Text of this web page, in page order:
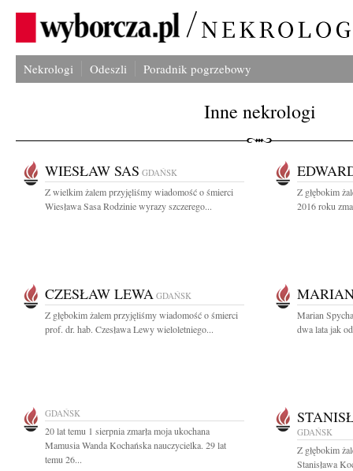
Nekrologi Odeszli Poradnik pogrzebowy
Inne nekrologi
WIESŁAW SAS GDAŃSK
Z wielkim żalem przyjęliśmy wiadomość o śmierci
Wiesława Sasa Rodzinie wyrazy szczerego...
Z głębokim
2016 roku
CZESŁAW LEWA GDAŃSK
Z głębokim żalem przyjęliśmy wiadomość o śmierci
prof. dr. hab. Czesława Lewy wieloletniego...
Marian
dwa lata jak
GDAŃSK
20 lat temu 1 sierpnia zmarła moja ukochana
Mamusia Wanda Kochańska nauczycielka. 29 lat
temu 26...
GDAŃSK
Z głębokim
Stanisława